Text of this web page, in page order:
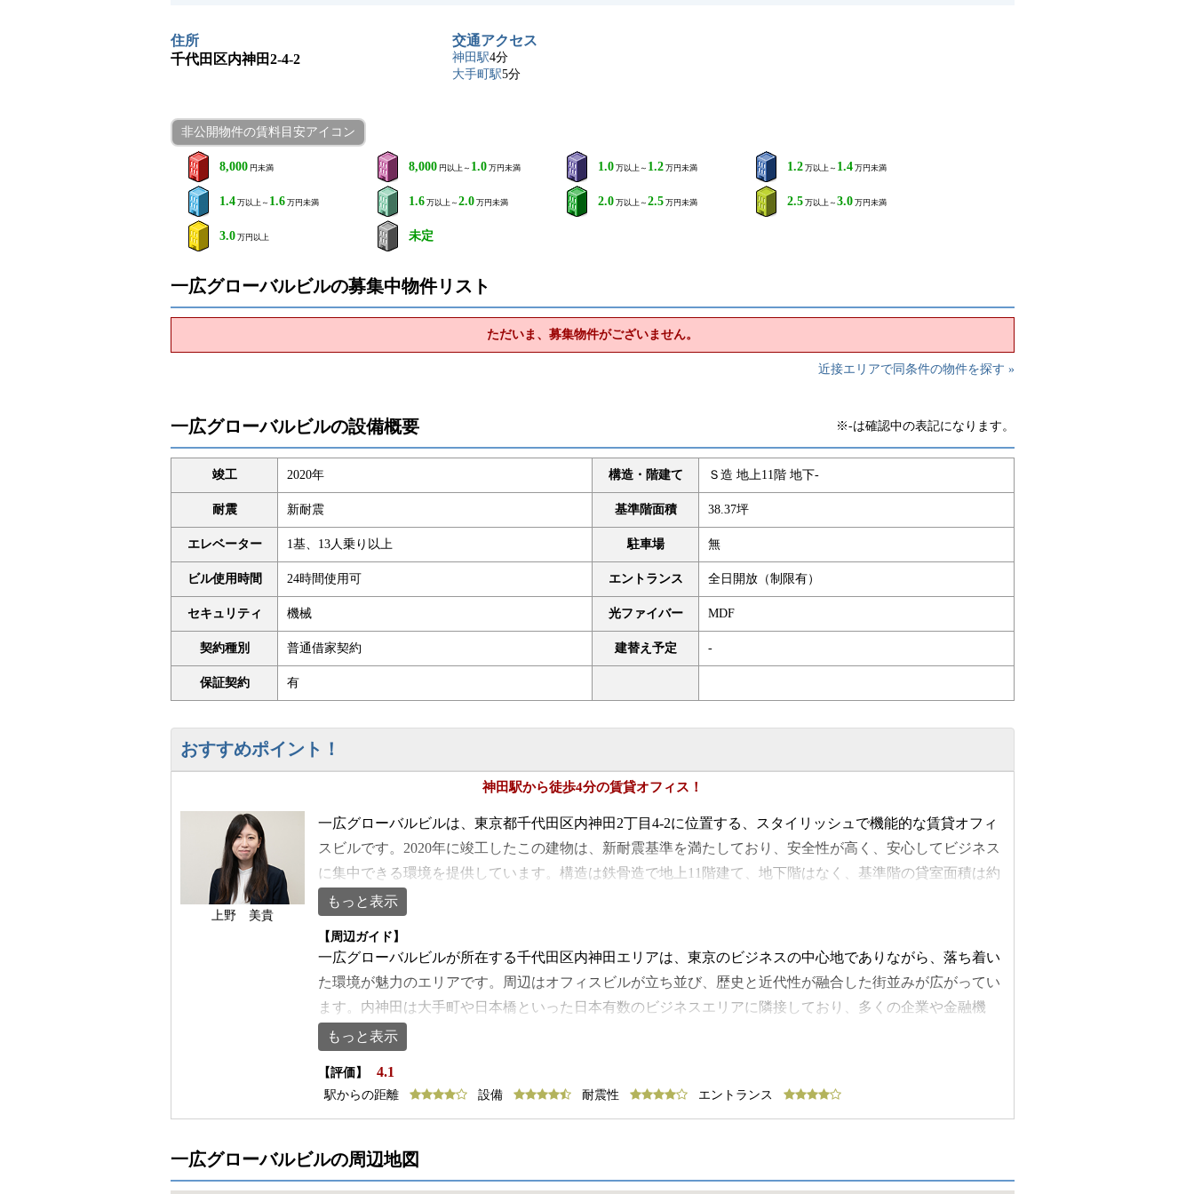
住所
千代田区内神田2-4-2
交通アクセス
神田駅4分
大手町駅5分
非公開物件の賃料目安アイコン
8,000 円未満 8,000 円以上～ 1.0 万円未満 1.0 万以上～ 1.2 万円未満 1.2 万以上～ 1.4 万円未満
1.4 万以上～ 1.6 万円未満 1.6 万以上～ 2.0 万円未満 2.0 万以上～ 2.5 万円未満 2.5 万以上～ 3.0 万円未満
3.0 万円以上 未定
一広グローバルビルの募集中物件リスト
ただいま、募集物件がございません。
近接エリアで同条件の物件を探す »
一広グローバルビルの設備概要 ※-は確認中の表記になります。
竣工 2020年 構造・階建て Ｓ造 地上11階 地下-
耐震 新耐震 基準階面積 38.37坪
エレベーター 1基、13人乗り以上 駐車場 無
ビル使用時間 24時間使用可 エントランス 全日開放（制限有）
セキュリティ 機械 光ファイバー MDF
契約種別 普通借家契約 建替え予定 -
保証契約 有
おすすめポイント！
神田駅から徒歩4分の賃貸オフィス！
上野 美貴
一広グローバルビルは、東京都千代田区内神田2丁目4-2に位置する、スタイリッシュで機能的な賃貸オフィ
スビルです。2020年に竣工したこの建物は、新耐震基準を満たしており、安全性が高く、安心してビジネス
に集中できる環境を提供しています。構造は鉄骨造で地上11階建て、地下階はなく、基準階の貸室面積は約
37坪とコンパクトながら効率的に利用できる設計となっています。立地面では、JR山手線・中央線・京浜東
大手町駅も徒歩5分圏内で利用できるため、複数路線を活用した柔軟なアクセスが可能です。大手町や日本
橋などのビジネスの中心地にも近く、都心の主要拠点へスムーズに移動できる利便性は、ビジネスシーンに
おいて大きなメリットとなります。外堀通りから少し入った比較的静かなエリアに位置しているため、落ち
着いた環境の中で業務に集中しやすいのも特徴です。外観は現代的で洗練されたデザインを採用しており、
清潔感のあるエントランスは来訪者に良い印象を与えます。ビル内には13人乗りのエレベーターが1基設置
されており、利用者の動線をスムーズに確保。セキュリティ面では機械警備システムを導入し、24時間の入
退館が可能で、時間を気にせずフレキシブルに利用できる点も魅力です。また、宅配ボックスも完備されて
いるため、荷物の受け取りや発送も効率的に行えます。貸室内はワンフロア・ワンテナントの独立性が高い
設計で、周囲を気にせず快適にオフィス運営が可能です。個別空調システムにより、季節や時間帯に応じた
快適な室温管理ができ、OAフロア仕様のため配線の整理もしやすく、機能的なオフィス空間を実現してい
もっと表示
【周辺ガイド】
一広グローバルビルが所在する千代田区内神田エリアは、東京のビジネスの中心地でありながら、落ち着い
た環境が魅力のエリアです。周辺はオフィスビルが立ち並び、歴史と近代性が融合した街並みが広がってい
ます。内神田は大手町や日本橋といった日本有数のビジネスエリアに隣接しており、多くの企業や金融機
関、官公庁が集積しているため、日々活発なビジネス活動が行われています。周辺は外堀通りから一歩入っ
います。昼食や休憩時には、ビジネスマンが集う多彩な飲食店が軒を連ねており、和食から洋食、カフェま
クなどの生活関連施設も多数点在し、日常業務や緊急時の対応にも便利です。オフィスワーカーの健康維持
のために利用できるジムやフィットネスクラブも徒歩圏内にあり、仕事とプライベートのバランスを取るの
もっと表示
【評価】 4.1
駅からの距離 設備 耐震性 エントランス
一広グローバルビルの周辺地図